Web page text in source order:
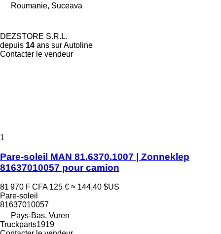
Roumanie, Suceava
DEZSTORE S.R.L.
depuis 14 ans sur Autoline
Contacter le vendeur
1
Pare-soleil MAN 81.6370.1007 | Zonneklep
81637010057 pour camion
81 970 F CFA 125 € ≈ 144,40 $US
Pare-soleil
81637010057
Pays-Bas, Vuren
Truckparts1919